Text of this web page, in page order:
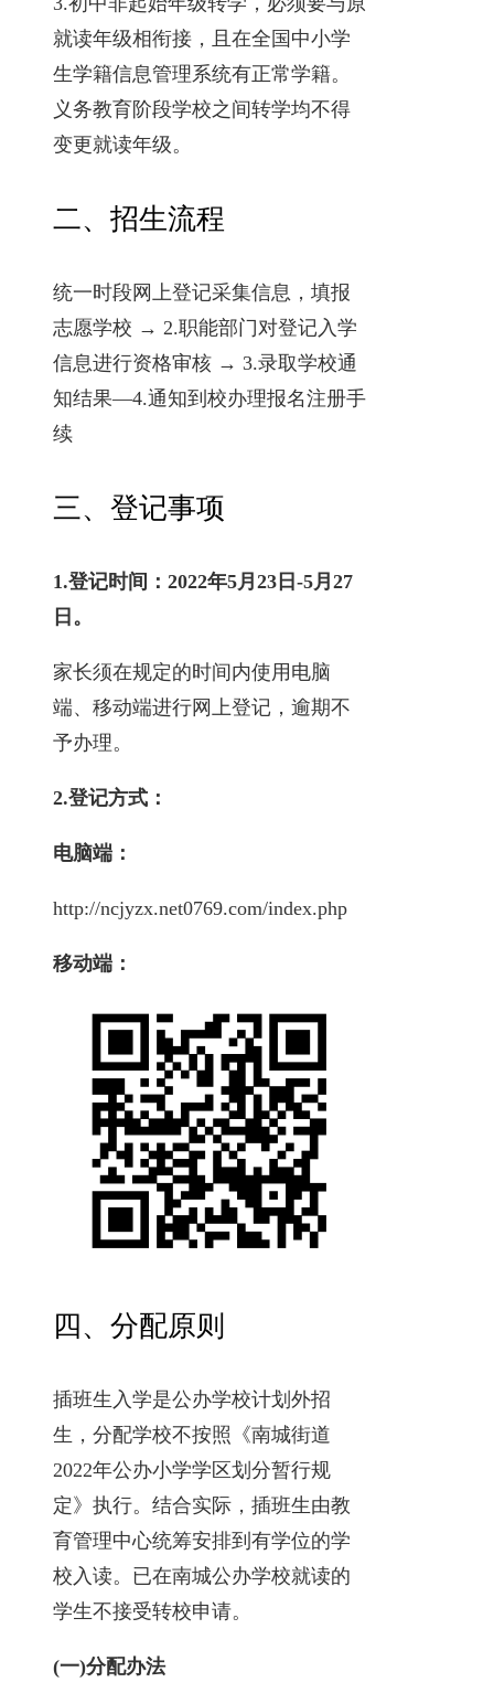
就读年级相衔接，且在全国中小学
生学籍信息管理系统有正常学籍。
义务教育阶段学校之间转学均不得
变更就读年级。
二、招生流程
统一时段网上登记采集信息，填报
志愿学校 → 2.职能部门对登记入学
信息进行资格审核 → 3.录取学校通
知结果—4.通知到校办理报名注册手
续
三、登记事项
1.登记时间：2022年5月23日-5月27
日。
家长须在规定的时间内使用电脑
端、移动端进行网上登记，逾期不
予办理。
2.登记方式：
电脑端：
http://ncjyzx.net0769.com/index.php
移动端：
四、分配原则
插班生入学是公办学校计划外招
生，分配学校不按照《南城街道
2022年公办小学学区划分暂行规
定》执行。结合实际，插班生由教
育管理中心统筹安排到有学位的学
校入读。已在南城公办学校就读的
学生不接受转校申请。
(一)分配办法